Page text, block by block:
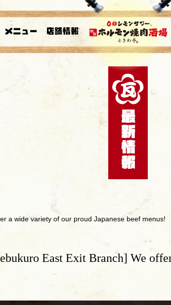
a wide variety of our proud Japanese beef menus!
East Exit Branch] We